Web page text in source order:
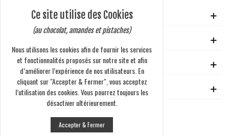
VOTRE COMPTE
EN SAVOIR PLUS
ENTREPRISE
Ce site utilise des Cookies
(au chocolat, amandes et pistaches)
Nous utilisons les cookies afin de fournir les services
et fonctionnalités proposés sur notre site et afin
d’améliorer l’expérience de nos utilisateurs. En
cliquant sur "Accepter & Fermer", vous acceptez
l’utilisation des cookies. Vous pourrez toujours les
désactiver ultérieurement.
Accepter & Fermer